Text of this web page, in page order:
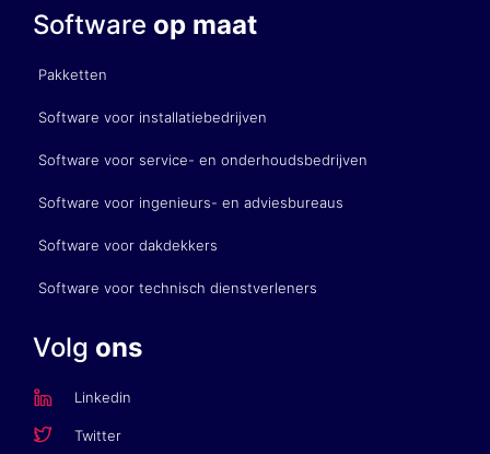
Software op maat
Pakketten
Software voor installatiebedrijven
Software voor service- en onderhoudsbedrijven
Software voor ingenieurs- en adviesbureaus
Software voor dakdekkers
Software voor technisch dienstverleners
Volg ons
Linkedin
Twitter